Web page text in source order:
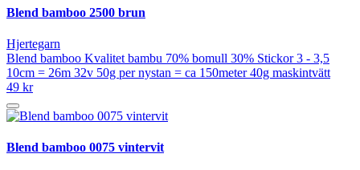
Blend bamboo 2500 brun
Hjertegarn
Blend bamboo Kvalitet bambu 70% bomull 30% Stickor 3 - 3,5
10cm = 26m 32v 50g per nystan = ca 150meter 40g maskintvätt
49 kr
Blend bamboo 0075 vintervit